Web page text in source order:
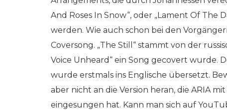
And Roses In Snow“, oder „Lament Of
werden. Wie auch schon bei den
Coversong. „The Still“ stammt von der
Voice Unheard“ ein Song gecovert wurde.
wurde erstmals ins Englische übersetzt.
aber nicht an die Version heran, die ARIA
eingesungen hat. Kann man sich auf